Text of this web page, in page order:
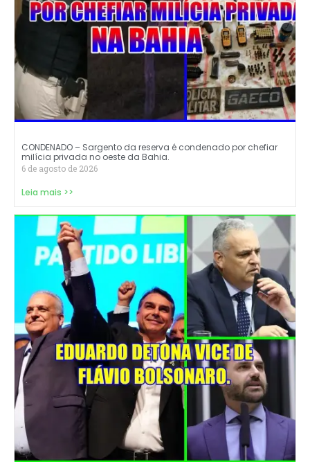
CONDENADO – Sargento da reserva é condenado por chefiar
milícia privada no oeste da Bahia.
6 de agosto de 2026
Leia mais >>